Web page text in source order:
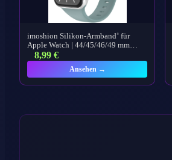
imoshion Silikon-Armband⁺ für
Apple Watch | 44/45/46/49 mm…
8,99 €
Ansehen →